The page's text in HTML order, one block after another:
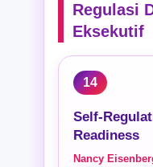
Regulasi
Eksekutif
14
Self-
Readiness
Nancy